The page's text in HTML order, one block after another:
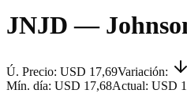
JNJD —
Ú. Precio: USD 17,69Variación:
Mín. día: USD 17,68Actual: USD